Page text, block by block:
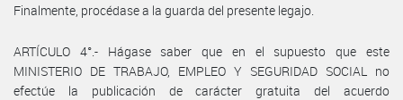
Finalmente, procédase a la guarda del presente legajo.
ARTÍCULO 4°.- Hágase saber que en el supuesto que este
MINISTERIO DE TRABAJO, EMPLEO Y SEGURIDAD SOCIAL no
efectúe la publicación de carácter gratuita del acuerdo